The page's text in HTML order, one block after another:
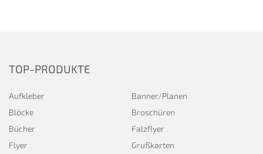
TOP-PRODUKTE
Aufkleber
Banner/Planen
Blöcke
Broschüren
Bücher
Falzflyer
Flyer
Grußkarten